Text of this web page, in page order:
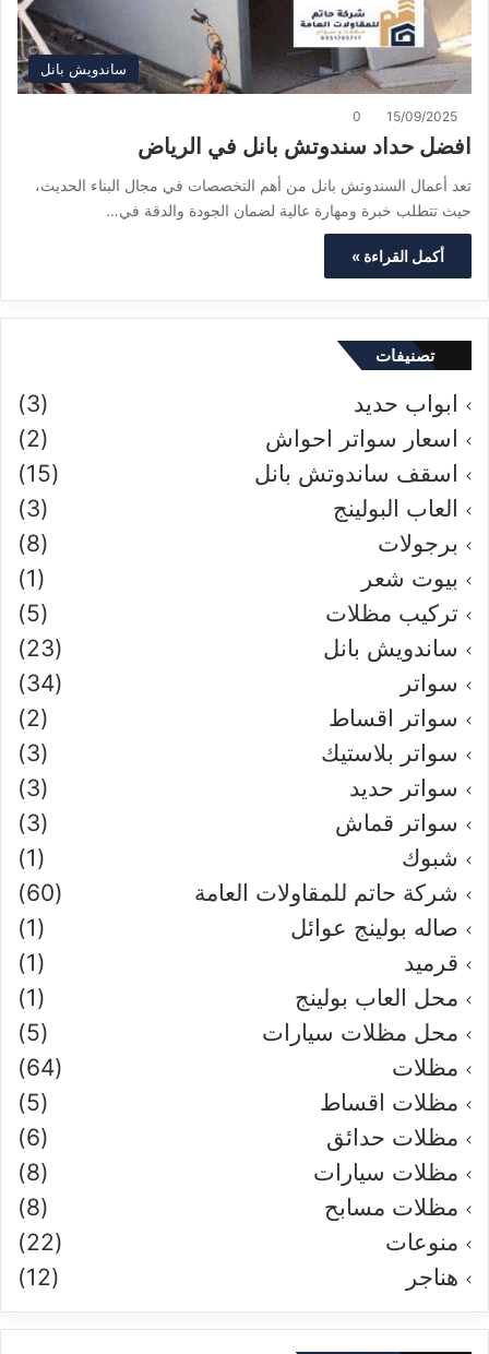
ساندويش بانل
15/09/2025
0
افضل حداد سندوتش بانل في الرياض
تعد أعمال السندوتش بانل من أهم التخصصات في مجال البناء الحديث،
حيث تتطلب خبرة ومهارة عالية لضمان الجودة والدقة في…
أكمل القراءة »
تصنيفات
ابواب حديد
(3)
اسعار سواتر احواش
(2)
اسقف ساندوتش بانل
(15)
العاب البولينج
(3)
برجولات
(8)
بيوت شعر
(1)
تركيب مظلات
(5)
ساندويش بانل
(23)
سواتر
(34)
سواتر اقساط
(2)
سواتر بلاستيك
(3)
سواتر حديد
(3)
سواتر قماش
(3)
شبوك
(1)
شركة حاتم للمقاولات العامة
(60)
صاله بولينج عوائل
(1)
قرميد
(1)
محل العاب بولينج
(1)
محل مظلات سيارات
(5)
مظلات
(64)
مظلات اقساط
(5)
مظلات حدائق
(6)
مظلات سيارات
(8)
مظلات مسابح
(8)
منوعات
(22)
هناجر
(12)